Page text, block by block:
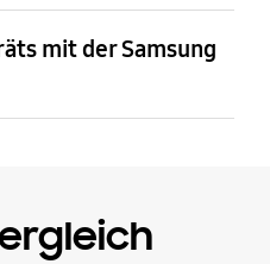
mit der Samsung